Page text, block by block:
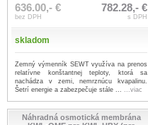
636.00,- €
bez DPH
782.28,- €
s DPH
skladom
Zemný výmenník SEWT využíva na prenos
relatívne konštantnej teploty, ktorá sa
nachádza v zemi, nemrznúcu kvapalinu.
Šetrí energie a zabezpečuje stále ...
...viac
Náhradná osmotická membrána